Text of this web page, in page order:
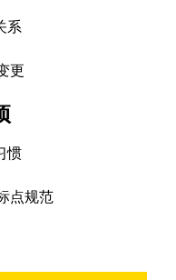
系
更
惯
点规范